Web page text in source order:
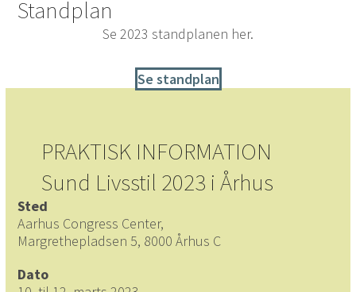
Standplan
Se 2023 standplanen her.
Se standplan
PRAKTISK INFORMATION
Sund Livsstil 2023 i Århus
Sted
Aarhus Congress Center,
Margrethepladsen 5, 8000 Århus C
Dato